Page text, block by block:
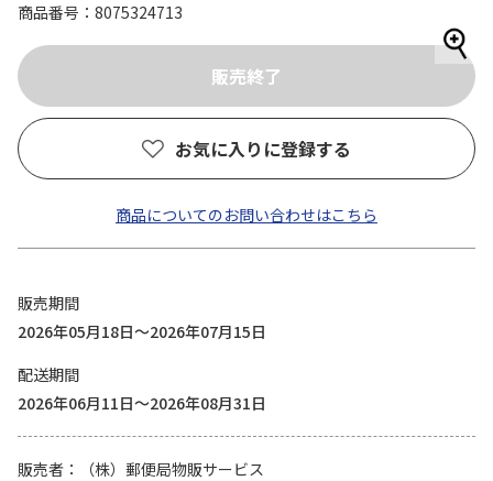
商品番号
8075324713
お気に入りに登録する
商品についてのお問い合わせはこちら
販売期間
2026年05月18日～2026年07月15日
配送期間
2026年06月11日～2026年08月31日
販売者
（株）郵便局物販サービス